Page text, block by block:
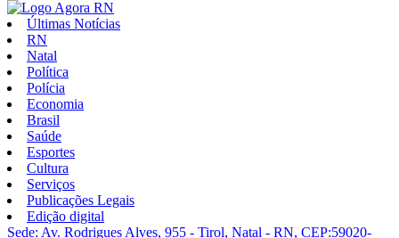
Últimas Notícias
RN
Natal
Política
Polícia
Economia
Brasil
Saúde
Esportes
Cultura
Serviços
Publicações Legais
Edição digital
Sede: Av. Rodrigues Alves, 955 - Tirol, Natal - RN, CEP:59020-